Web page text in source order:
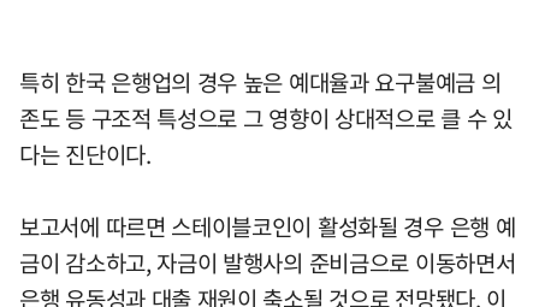
특히 한국 은행업의 경우 높은 예대율과 요구불예금 의
존도 등 구조적 특성으로 그 영향이 상대적으로 클 수 있
다는 진단이다.
보고서에 따르면 스테이블코인이 활성화될 경우 은행 예
금이 감소하고, 자금이 발행사의 준비금으로 이동하면서
은행 유동성과 대출 재원이 축소될 것으로 전망됐다. 이